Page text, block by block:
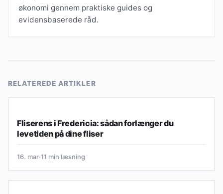
økonomi gennem praktiske guides og
evidensbaserede råd.
RELATEREDE ARTIKLER
Fliserens i Fredericia: sådan forlænger du
levetiden på dine fliser
16. mar·11 min læsning